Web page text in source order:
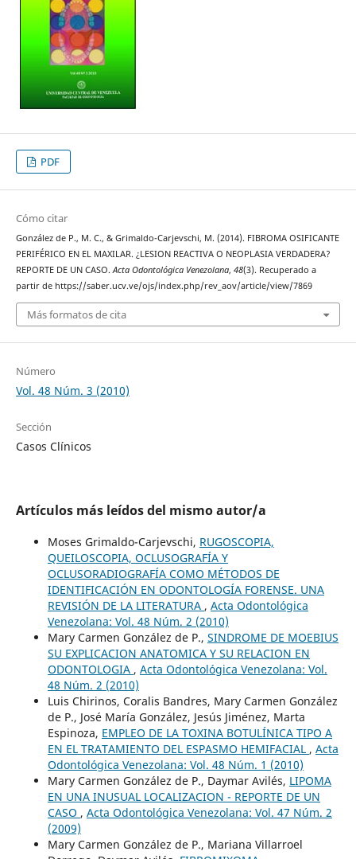
PDF
Cómo citar
González de P., M. C., & Grimaldo-Carjevschi, M. (2014). FIBROMA OSIFICANTE
PERIFÉRICO EN EL MAXILAR. ¿LESION REACTIVA O NEOPLASIA VERDADERA?
REPORTE DE UN CASO.Acta Odontológica Venezolana, 48(3). Recuperado a
partir de https://saber.ucv.ve/ojs/index.php/rev_aov/article/view/7869
Más formatos de cita
Número
Vol. 48 Núm. 3 (2010)
Sección
Casos Clínicos
Artículos más leídos del mismo autor/a
Moses Grimaldo-Carjevschi, RUGOSCOPIA,
QUEILOSCOPIA, OCLUSOGRAFÍA Y
OCLUSORADIOGRAFÍA COMO MÉTODOS DE
IDENTIFICACIÓN EN ODONTOLOGÍA FORENSE. UNA
REVISIÓN DE LA LITERATURA , Acta Odontológica
Venezolana: Vol. 48 Núm. 2 (2010)
Mary Carmen González de P., SINDROME DE MOEBIUS
SU EXPLICACION ANATOMICA Y SU RELACION EN
ODONTOLOGIA , Acta Odontológica Venezolana: Vol.
48 Núm. 2 (2010)
Luis Chirinos, Coralis Bandres, Mary Carmen González
de P., José María González, Jesús Jiménez, Marta
Espinoza, EMPLEO DE LA TOXINA BOTULÍNICA TIPO A
EN EL TRATAMIENTO DEL ESPASMO HEMIFACIAL , Acta
Odontológica Venezolana: Vol. 48 Núm. 1 (2010)
Mary Carmen González de P., Daymar Avilés, LIPOMA
EN UNA INUSUAL LOCALIZACION - REPORTE DE UN
CASO , Acta Odontológica Venezolana: Vol. 47 Núm. 2
(2009)
Mary Carmen González de P., Mariana Villarroel